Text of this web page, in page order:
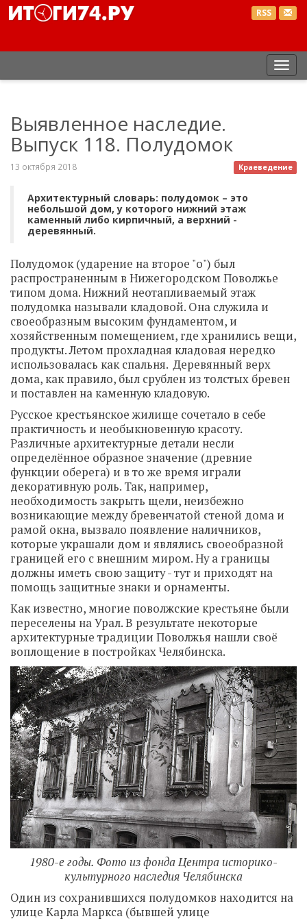
RSS
Выявленное наследие.
Выпуск 118. Полудомок
Краеведение
13 октября 2018
Архитектурный словарь: полудомок – это
небольшой дом, у которого нижний этаж
каменный либо кирпичный, а верхний -
деревянный.
Полудомок (ударение на второе "о") был
распространенным в Нижегородском Поволжье
типом дома. Нижний неотапливаемый этаж
полудомка называли кладовой. Она служила и
своеобразным высоким фундаментом, и
хозяйственным помещением, где хранились вещи,
продукты. Летом прохладная кладовая нередко
использовалась как спальня. Деревянный верх
дома, как правило, был срублен из толстых бревен
и поставлен на каменную кладовую.
Русское крестьянское жилище сочетало в себе
практичность и необыкновенную красоту.
Различные архитектурные детали несли
определённое образное значение (древние
функции оберега) и в то же время играли
декоративную роль. Так, например,
необходимость закрыть щели, неизбежно
возникающие между бревенчатой стеной дома и
рамой окна, вызвало появление наличников,
которые украшали дом и являлись своеобразной
границей его с внешним миром. Ну а границы
должны иметь свою защиту - тут и приходят на
помощь защитные знаки и орнаменты.
Как известно, многие поволжские крестьяне были
переселены на Урал. В результате некоторые
архитектурные традиции Поволжья нашли своё
воплощение в постройках Челябинска.
1980-е годы. Фото из фонда Центра историко-
культурного наследия Челябинска
Один из сохранившихся полудомков находится на
улице Карла Маркса (бывшей улице